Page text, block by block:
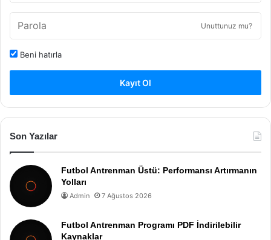
Unuttunuz mu?
Beni hatırla
Kayıt Ol
Son Yazılar
Futbol Antrenman Üstü: Performansı Artırmanın
Yolları
Admin 7 Ağustos 2026
Futbol Antrenman Programı PDF İndirilebilir
Kaynaklar